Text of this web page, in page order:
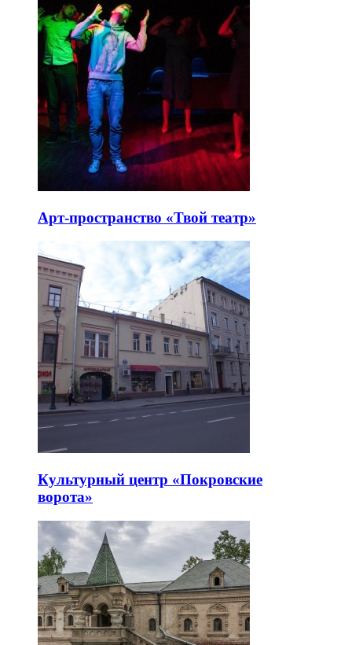
Арт-пространство «Твой театр»
Культурный центр «Покровские
ворота»